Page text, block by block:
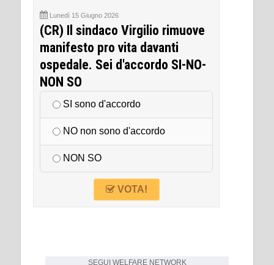
Lunedì 15 Giugno 2026
(CR) Il sindaco Virgilio rimuove
manifesto pro vita davanti
ospedale. Sei d'accordo SI-NO-
NON SO
SI sono d'accordo
NO non sono d'accordo
NON SO
VOTA!
SEGUI WELFARE NETWORK